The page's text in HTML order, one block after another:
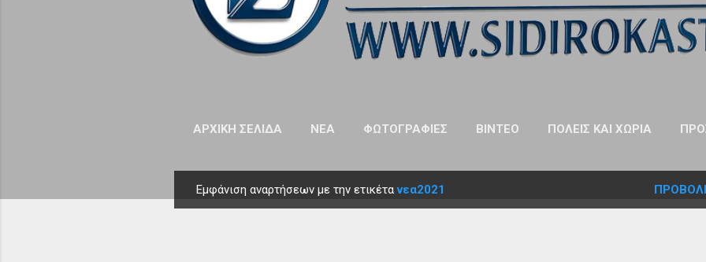
ΑΡΧΙΚΉ ΣΕΛΊΔΑ NΈΑ ΦΩΤΟΓΡΑΦΊΕΣ ΒΊΝΤΕΟ ΠΌΛΕΙΣ ΚΑΙ ΧΩΡΙΆ
Εμφάνιση αναρτήσεων με την ετικέτανεα2021